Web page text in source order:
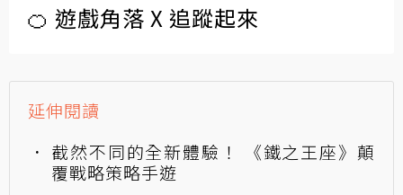
🍊 遊戲角落 X 追蹤起來
延伸閱讀
截然不同的全新體驗！ 《鐵之王座》顛
覆戰略策略手遊